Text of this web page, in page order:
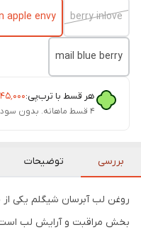
berry inlove
apple envy
mail blue berry
هر قسط با ترب‌پی:
۴ قسط ماهانه. بدون سود، چک و ضامن.
بررسی توضیحات
روغن لب آبرسان شیگلم یکی
بخش مراقبت و آرایش لب